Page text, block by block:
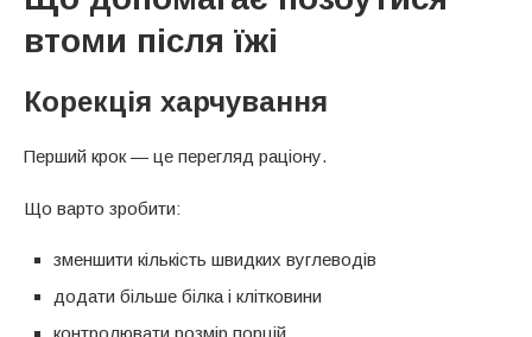
втоми після їжі
Корекція харчування
Перший крок — це перегляд раціону.
Що варто зробити:
зменшити кількість швидких вуглеводів
додати більше білка і клітковини
контролювати розмір порцій